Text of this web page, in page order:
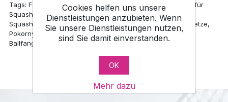
Cookies helfen uns unsere
Dienstleistungen anzubieten. Wenn
Sie unsere Dienstleistungen nutzen,
sind Sie damit einverstanden.
OK
Mehr dazu
Tags: Fangnetze für Squash, Fangnetz für Squash, Netze für
Squashcourts, Ballfangnetz für Squash, Ballfangnetze für
Squash, Sportnetz, Sportnetze, Pokorny-Netze, Pokorny Netze,
Pokorny Site, Sportschutznetze, Onlineshop, Ballfangnetz,
Ballfangnetze